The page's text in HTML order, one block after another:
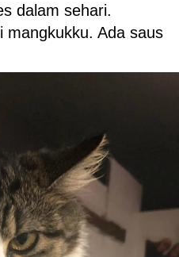
dalam sehari.
mangkukku. Ada saus